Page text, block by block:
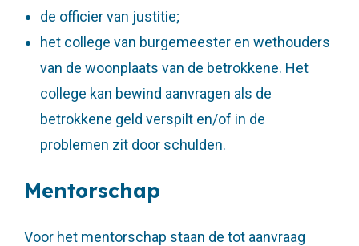
de officier van justitie;
het college van burgemeester en wethouders
van de woonplaats van de betrokkene. Het
college kan bewind aanvragen als de
betrokkene geld verspilt en/of in de
problemen zit door schulden.
Mentorschap
Voor het mentorschap staan de tot aanvraag